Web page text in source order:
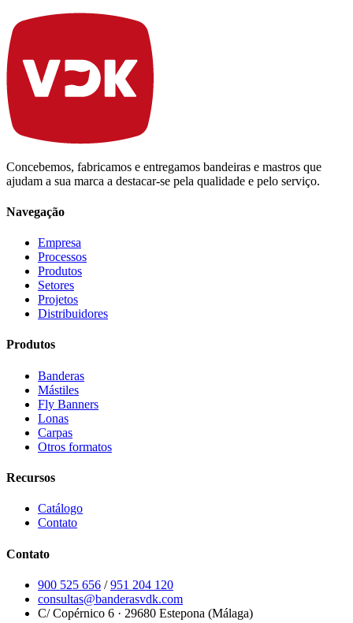
Concebemos, fabricamos e entregamos bandeiras e mastros que
ajudam a sua marca a destacar-se pela qualidade e pelo serviço.
Navegação
Empresa
Processos
Produtos
Setores
Projetos
Distribuidores
Produtos
Banderas
Mástiles
Fly Banners
Lonas
Carpas
Otros formatos
Recursos
Catálogo
Contato
Contato
900 525 656 / 951 204 120
consultas@banderasvdk.com
C/ Copérnico 6 · 29680 Estepona (Málaga)